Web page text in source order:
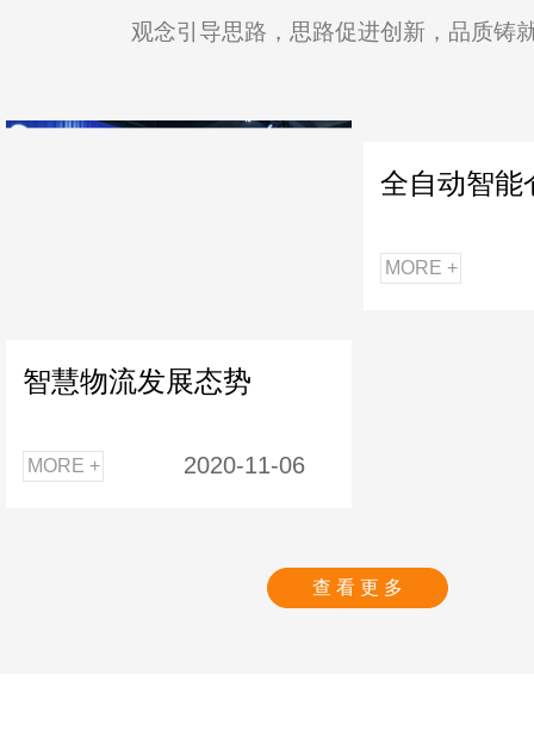
观念引导思路，思路促进创新，品质铸
智慧物流发展态势
MORE + 2020-11-06
MORE +
查 看 更 多